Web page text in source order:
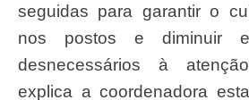
seguidas para garantir o
nos postos e diminuir
desnecessários à
explica a coordenadora